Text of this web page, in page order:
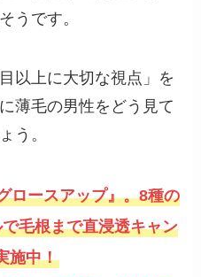
うです。
以上に大切な視点」を
薄毛の男性をどう見て
う。
ロースアップ』。8種の
毛根まで直浸透キャン
施中！